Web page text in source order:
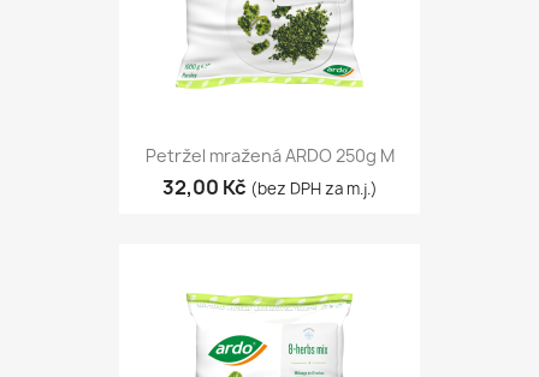
Petržel mražená ARDO 250g M
32,00 Kč (bez DPH za m.j.)